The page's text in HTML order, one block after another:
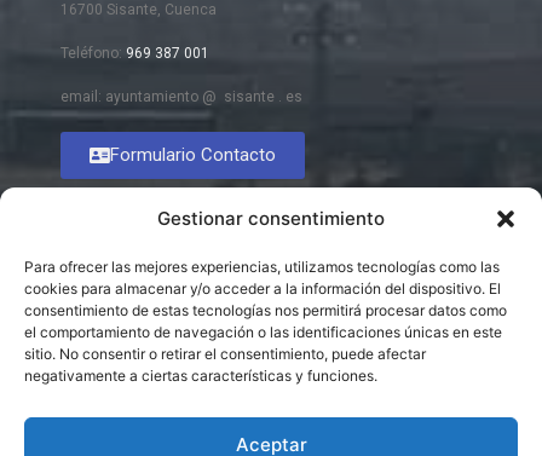
Gestionar consentimiento
Para ofrecer las mejores experiencias, utilizamos tecnologías como las
cookies para almacenar y/o acceder a la información del dispositivo. El
consentimiento de estas tecnologías nos permitirá procesar datos como
el comportamiento de navegación o las identificaciones únicas en este
sitio. No consentir o retirar el consentimiento, puede afectar
negativamente a ciertas características y funciones.
Aceptar
16700 Sisante, Cuenca
Teléfono: 969 387 001
email: ayuntamiento @ sisante . es
Formulario Contacto